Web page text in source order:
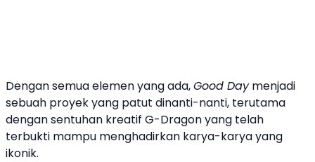
Dengan semua elemen yang ada,Good Daymenjadi
sebuah proyek yang patut dinanti-nanti, terutama
dengan sentuhan kreatif G-Dragon yang telah
terbukti mampu menghadirkan karya-karya yang
ikonik.